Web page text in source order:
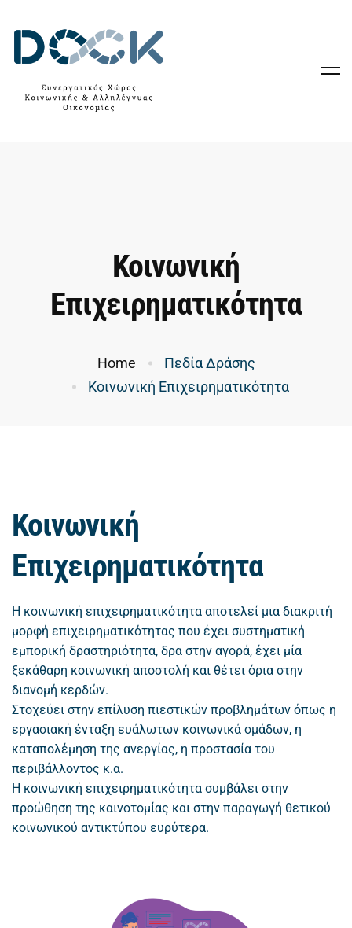
Κοινωνική
Επιχειρηματικότητα
Home
Πεδία Δράσης
Κοινωνική Επιχειρηματικότητα
Κοινωνική
Επιχειρηματικότητα
Η κοινωνική επιχειρηματικότητα αποτελεί μια διακριτή
μορφή επιχειρηματικότητας που έχει συστηματική
εμπορική δραστηριότητα, δρα στην αγορά, έχει μία
ξεκάθαρη κοινωνική αποστολή και θέτει όρια στην
διανομή κερδών.
Στοχεύει στην επίλυση πιεστικών προβλημάτων όπως η
εργασιακή ένταξη ευάλωτων κοινωνικά ομάδων, η
καταπολέμηση της ανεργίας, η προστασία του
περιβάλλοντος κ.α.
Η κοινωνική επιχειρηματικότητα συμβάλει στην
προώθηση της καινοτομίας και στην παραγωγή θετικού
κοινωνικού αντικτύπου ευρύτερα.